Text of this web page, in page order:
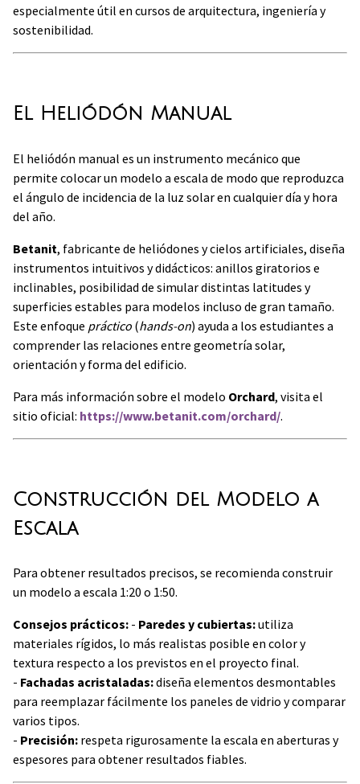
especialmente útil en cursos de arquitectura, ingeniería y
sostenibilidad.
El Heliódón Manual
El heliódón manual es un instrumento mecánico que
permite colocar un modelo a escala de modo que reproduzca
el ángulo de incidencia de la luz solar en cualquier día y hora
del año.
Betanit, fabricante de heliódones y cielos artificiales, diseña
instrumentos intuitivos y didácticos: anillos giratorios e
inclinables, posibilidad de simular distintas latitudes y
superficies estables para modelos incluso de gran tamaño.
Este enfoque práctico (hands-on) ayuda a los estudiantes a
comprender las relaciones entre geometría solar,
orientación y forma del edificio.
Para más información sobre el modelo Orchard, visita el
sitio oficial: https://www.betanit.com/orchard/.
Construcción del Modelo a
Escala
Para obtener resultados precisos, se recomienda construir
un modelo a escala 1:20 o 1:50.
Consejos prácticos: - Paredes y cubiertas:utiliza
materiales rígidos, lo más realistas posible en color y
textura respecto a los previstos en el proyecto final.
- Fachadas acristaladas:diseña elementos desmontables
para reemplazar fácilmente los paneles de vidrio y comparar
varios tipos.
- Precisión: respeta rigurosamente la escala en aberturas y
espesores para obtener resultados fiables.